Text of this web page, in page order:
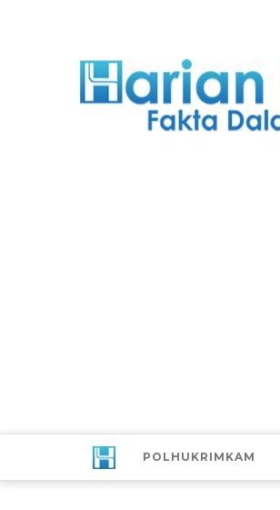
POLHUKRIMKAM